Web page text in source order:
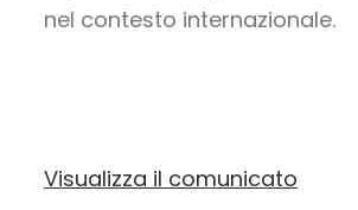
nel contesto internazionale.
Visualizza il comunicato